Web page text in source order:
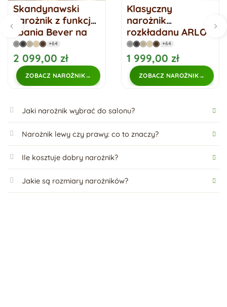
Skandynawski
narożnik z funkcją
spania Bever na
drewnianych
nogach
+64
2 099,00 zł
ZOBACZ NAROŻNIK
Klasyczny
narożnik
rozkładany ARLO
rogówka z funkcją
spania
+64
1 999,00 zł
ZOBACZ NAROŻNIK
Jaki narożnik wybrać do salonu?
Narożnik lewy czy prawy: co to znaczy?
Ile kosztuje dobry narożnik?
Jakie są rozmiary narożników?